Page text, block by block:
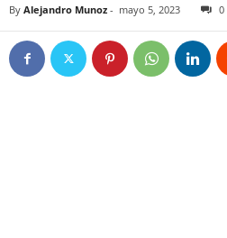
By Alejandro Munoz - mayo 5, 2023 0